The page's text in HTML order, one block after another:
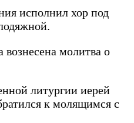
исполнил хор под
молитва о
литургии иерей
к молящимся с